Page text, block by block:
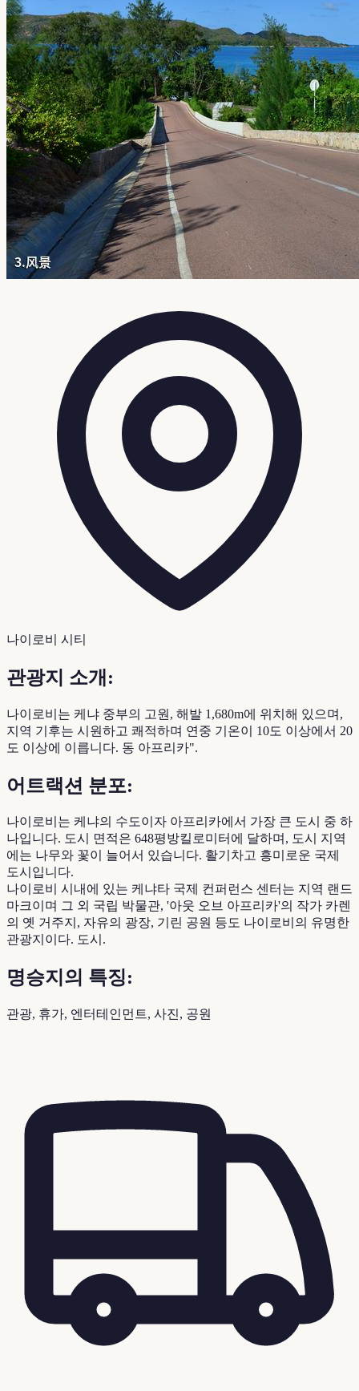
나이로비 시티
관광지 소개:
나이로비는 케냐 중부의 고원, 해발 1,680m에 위치해 있으며,
지역 기후는 시원하고 쾌적하며 연중 기온이 10도 이상에서 20
도 이상에 이릅니다. 동 아프리카".
어트랙션 분포:
나이로비는 케냐의 수도이자 아프리카에서 가장 큰 도시 중 하
나입니다. 도시 면적은 648평방킬로미터에 달하며, 도시 지역
에는 나무와 꽃이 늘어서 있습니다. 활기차고 흥미로운 국제
도시입니다.
나이로비 시내에 있는 케냐타 국제 컨퍼런스 센터는 지역 랜드
마크이며 그 외 국립 박물관, '아웃 오브 아프리카'의 작가 카렌
의 옛 거주지, 자유의 광장, 기린 공원 등도 나이로비의 유명한
관광지이다. 도시.
명승지의 특징:
관광, 휴가, 엔터테인먼트, 사진, 공원